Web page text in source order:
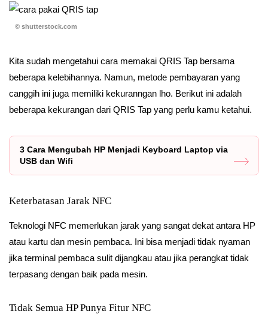
© shutterstock.com
Kita sudah mengetahui cara memakai QRIS Tap bersama
beberapa kelebihannya. Namun, metode pembayaran yang
canggih ini juga memiliki kekuranngan lho. Berikut ini adalah
beberapa kekurangan dari QRIS Tap yang perlu kamu ketahui.
3 Cara Mengubah HP Menjadi Keyboard Laptop via
USB dan Wifi
Keterbatasan Jarak NFC
Teknologi NFC memerlukan jarak yang sangat dekat antara HP
atau kartu dan mesin pembaca. Ini bisa menjadi tidak nyaman
jika terminal pembaca sulit dijangkau atau jika perangkat tidak
terpasang dengan baik pada mesin.
Tidak Semua HP Punya Fitur NFC